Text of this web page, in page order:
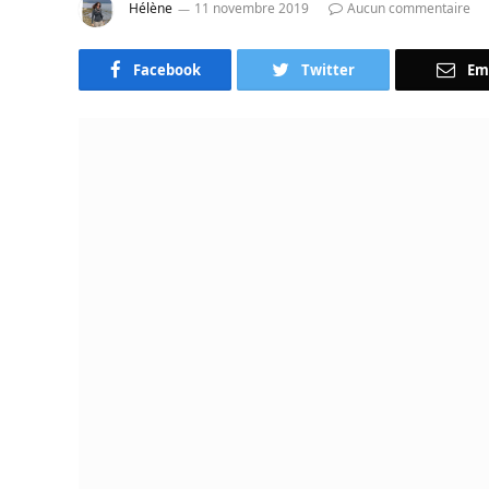
Hélène 11 novembre 2019 Aucun commentaire
Facebook Twitter